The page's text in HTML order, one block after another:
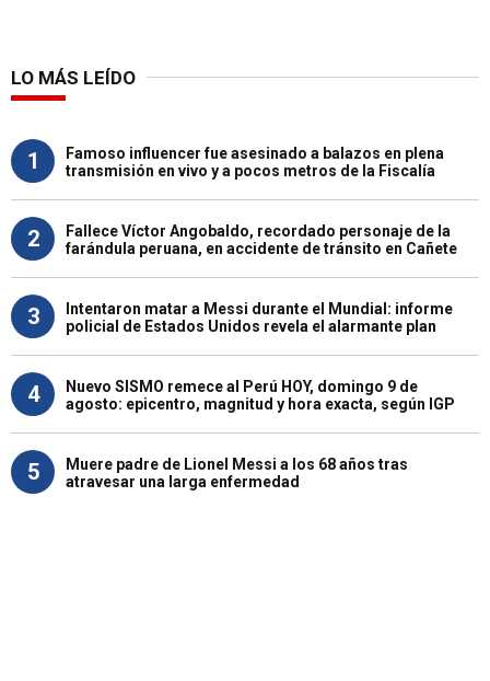
LO MÁS LEÍDO
1
Famoso influencer fue asesinado a balazos en plena
transmisión en vivo y a pocos metros de la Fiscalía
2
Fallece Víctor Angobaldo, recordado personaje de la
farándula peruana, en accidente de tránsito en Cañete
3
Intentaron matar a Messi durante el Mundial: informe
policial de Estados Unidos revela el alarmante plan
4
Nuevo SISMO remece al Perú HOY, domingo 9 de
agosto: epicentro, magnitud y hora exacta, según IGP
5
Muere padre de Lionel Messi a los 68 años tras
atravesar una larga enfermedad